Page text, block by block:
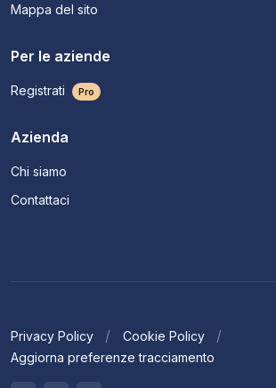
Mappa del sito
Per le aziende
Registrati Pro
Azienda
Chi siamo
Contattaci
Privacy Policy
Cookie Policy
Aggiorna preferenze tracciamento